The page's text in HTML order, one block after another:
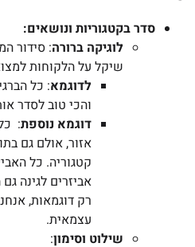
סדר בקטגוריות ונושאים:
לוגיקה ברורה: סידור
שיקל על הלקוחות
לדוגמא: כל
והכי טוב לסדר
דוגמא נוספת:
אזור, אולם גם
קטגוריה. כל
אביזרים לגינה
רק דוגמאות,
עצמאית.
שילוט וסימון: